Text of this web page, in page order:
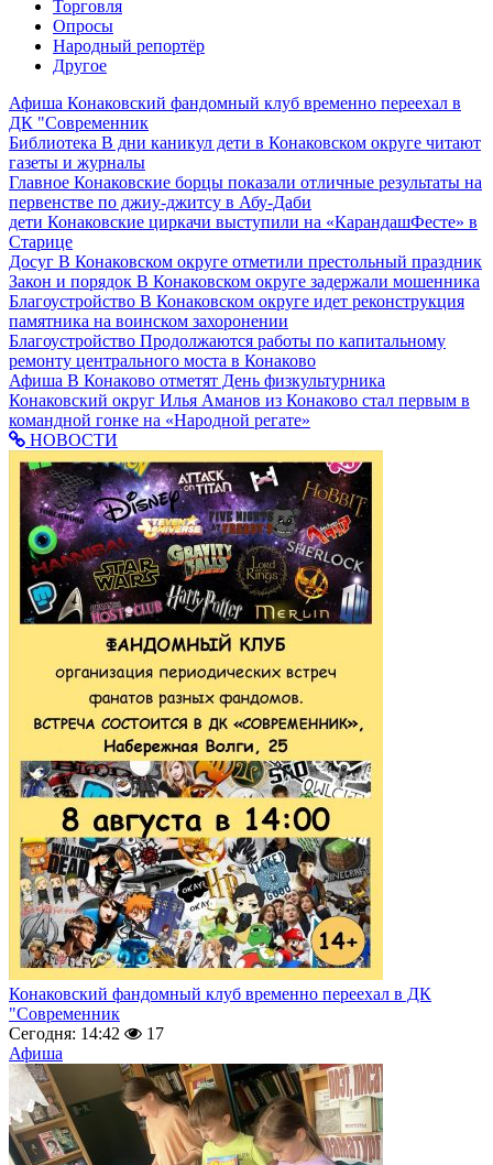
Торговля
Опросы
Народный репортёр
Другое
Афиша Конаковский фандомный клуб временно переехал в
ДК "Современник
Библиотека В дни каникул дети в Конаковском округе читают
газеты и журналы
Главное Конаковские борцы показали отличные результаты на
первенстве по джиу-джитсу в Абу-Даби
дети Конаковские циркачи выступили на «КарандашФесте» в
Старице
Досуг В Конаковском округе отметили престольный праздник
Закон и порядок В Конаковском округе задержали мошенника
Благоустройство В Конаковском округе идет реконструкция
памятника на воинском захоронении
Благоустройство Продолжаются работы по капитальному
ремонту центрального моста в Конаково
Афиша В Конаково отметят День физкультурника
Конаковский округ Илья Аманов из Конаково стал первым в
командной гонке на «Народной регате»
НОВОСТИ
Конаковский фандомный клуб временно переехал в ДК
"Современник
Сегодня: 14:42
17
Афиша